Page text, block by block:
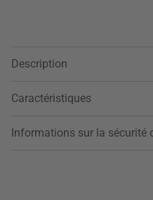
Description
Caractéristiques
Informations sur la sécurité